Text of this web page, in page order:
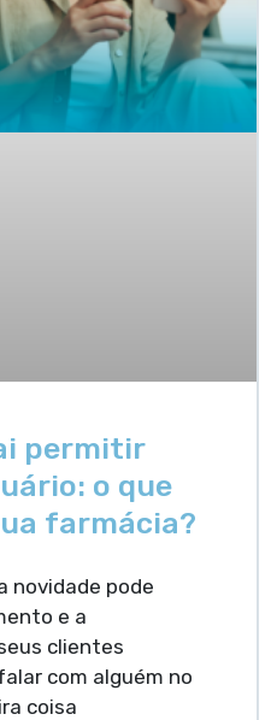
permitir
o que
farmácia?
novidade pode
e a
clientes
com alguém no
coisa